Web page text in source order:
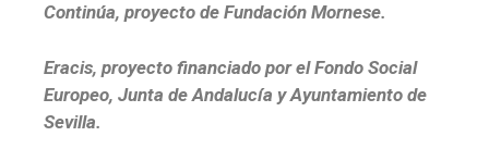
Continúa, proyecto de Fundación Mornese.
Eracis, proyecto financiado por el Fondo Social
Europeo, Junta de Andalucía y Ayuntamiento de
Sevilla.